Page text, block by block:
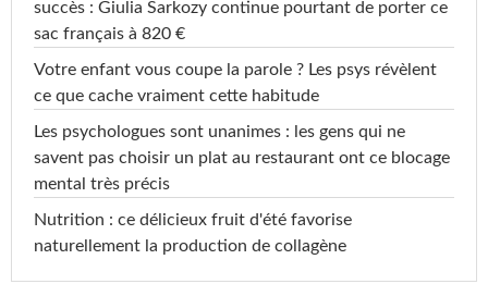
succès : Giulia Sarkozy continue pourtant de porter ce
sac français à 820 €
Votre enfant vous coupe la parole ? Les psys révèlent
ce que cache vraiment cette habitude
Les psychologues sont unanimes : les gens qui ne
savent pas choisir un plat au restaurant ont ce blocage
mental très précis
Nutrition : ce délicieux fruit d'été favorise
naturellement la production de collagène